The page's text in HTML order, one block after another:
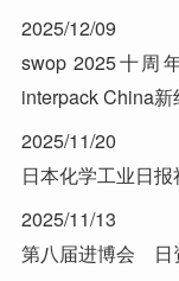
2025/12/09
swop 2025十周
interpack China新
2025/11/20
日本化学工业日
2025/11/13
第八届进博会 日